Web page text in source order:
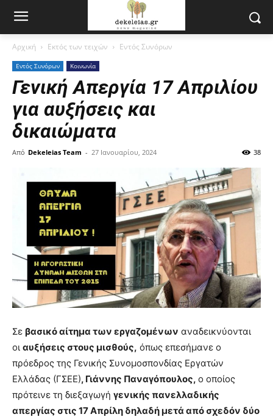
Αρχική Εκτός των τειχών Εντός Συνόρων
Εντός Συνόρων Κοινωνία
Γενική Απεργία 17 Απριλίου
για αυξήσεις και
δικαιώματα
Από Dekeleias Team - 27 Ιανουαρίου, 2024 38
Σε βασικό αίτημα των εργαζομένων αναδεικνύονται
οι αυξήσεις στους μισθούς, όπως επεσήμανε ο
πρόεδρος της Γενικής Συνομοσπονδίας Εργατών
Ελλάδας (ΓΣΕΕ), Γιάννης Παναγόπουλος, ο οποίος
πρότεινε τη διεξαγωγή γενικής πανελλαδικής
απεργίας στις 17 Απρίλη δηλαδή μετά από σχεδόν δύο